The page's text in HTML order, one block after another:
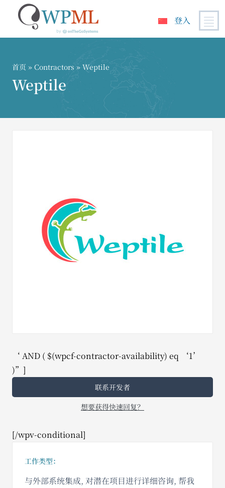
登入
首页 » Contractors » Weptile
Weptile
‘ AND ( $(wpcf-contractor-availability) eq ‘1’
)”]
联系开发者
想要获得快速回复？
[/wpv-conditional]
工作类型：
与外部系统集成, 对潜在项目进行详细咨询, 帮我